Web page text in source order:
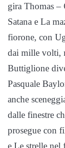
gira Thomas –
Satana e La
fiorone, con
dai mille volti,
Buttiglione
Pasquale
anche
dalle finestre
prosegue con
e Le strelle nel